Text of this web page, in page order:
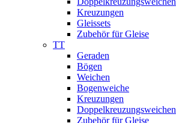
Kreuzungen
Gleissets
Zubehör für Gleise
TT
Geraden
Bögen
Weichen
Bogenweiche
Kreuzungen
Doppelkreuzungsweichen
Zubehör für Gleise